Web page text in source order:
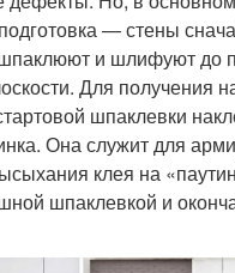
— стены
и шлифуют до
Для получения
шпаклевки
Она служит для
клея на
шпаклевкой и